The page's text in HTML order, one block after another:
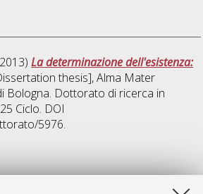
La determinazione dell'esistenza:
thesis], Alma Mater
Bologna. Dottorato di ricerca in
Ciclo. DOI
5976.